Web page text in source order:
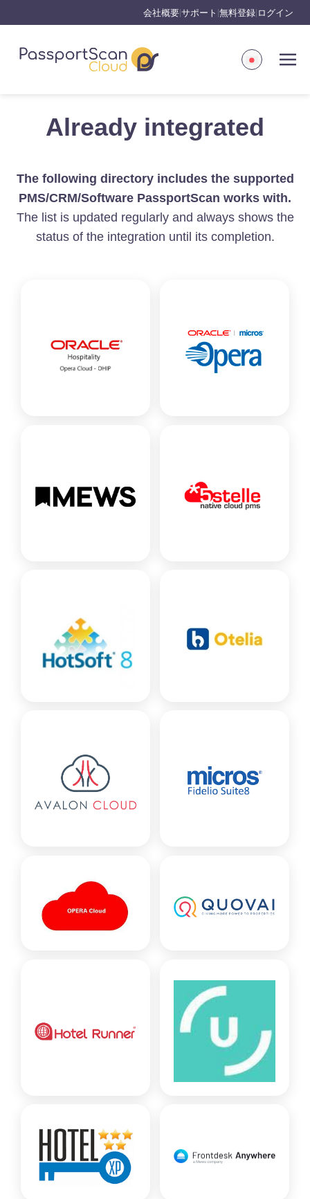
会社概要 サポート 無料登録 ログイン
Already integrated
The following directory includes the supported
PMS/CRM/Software PassportScan works with.
The list is updated regularly and always shows the
status of the integration until its completion.